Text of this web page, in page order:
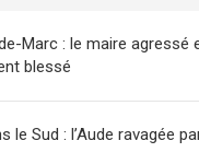
Marc : le maire agressé
blessé
le Sud : l’Aude ravagée